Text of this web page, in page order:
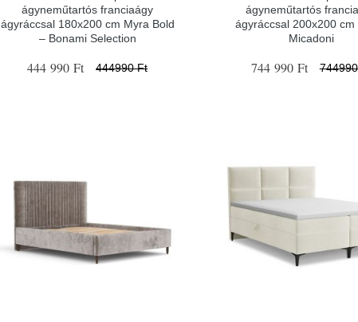
ágyneműtartós franciaágy
ágyráccsal 180x200 cm Myra Bold
– Bonami Selection
444 990 Ft 444990 Ft
ágyneműtartós
ágyráccsal 200x200 cm
Micadoni
744 990 Ft